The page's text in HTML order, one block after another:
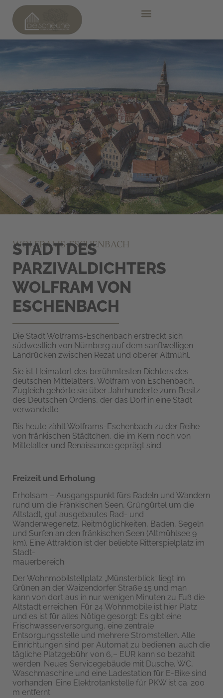
WOLFRAMS-ESCHENBACH
STADT DES
PARZIVALDICHTERS
WOLFRAM VON
ESCHENBACH
Die Stadt Wolframs-Eschenbach erstreckt sich
südwestlich von Nürnberg auf dem sanftwelligen
Landrücken zwischen Rezat und oberer Altmühl.
Sie ist Heimatort des berühmtesten Dichters des
deutschen Mittelalters, Wolfram von Eschenbach.
Zugleich gehörte sie über Jahrhunderte zum Besitz
des Deutschen Ordens, der das Dorf in eine Stadt
verwandelte.
Bis heute zählt Wolframs-Eschenbach zu der Reihe
von fränkischen Städtchen, die im Kern noch von
Mittelalter und Renaissance geprägt sind.
Freizeit und Erholung
Erholsam – Ausgangspunkt fürs Radeln und Wandern
rund um die Fränkischen Seen, Grüngürtel um die
Altstadt, gut ausgebautes Rad- und
Wanderwegenetz, Reitmöglichkeiten, Baden, Segeln
und Surfen an den fränkischen Seen (Altmühlsee 9
km). Eine Attraktion ist der beliebte Ritterspielplatz im
Stadt-
mauerbereich.
Der Wohnmobilstellplatz „Münsterblick“ liegt im
Grünen an der Waizendorfer Straße 15 und man
kann von dort aus in nur wenigen Minuten zu Fuß die
Altstadt erreichen. Für 24 Wohnmobile ist hier Platz
und es ist für alles Nötige gesorgt: Es gibt eine
Frischwasserversorgung, eine zentrale
Entsorgungsstelle und mehrere Stromstellen. Alle
Einrichtungen sind per Automat zu bedienen; auch die
tägliche Platzgebühr von 6,– EUR kann so bezahlt
werden. Neues Servicegebäude mit Dusche, WC,
Waschmaschine und eine Ladestation für E-Bike sind
vorhanden. Eine Elektrotankstelle für PKW ist ca. 200
m entfernt.